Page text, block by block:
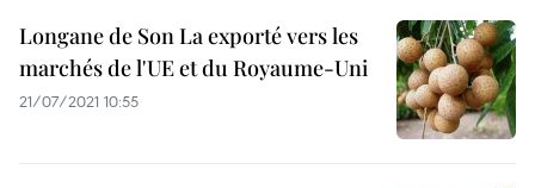
Longane de Son La exporté vers les
marchés de l'UE et du Royaume-Uni
21/07/2021 10:55